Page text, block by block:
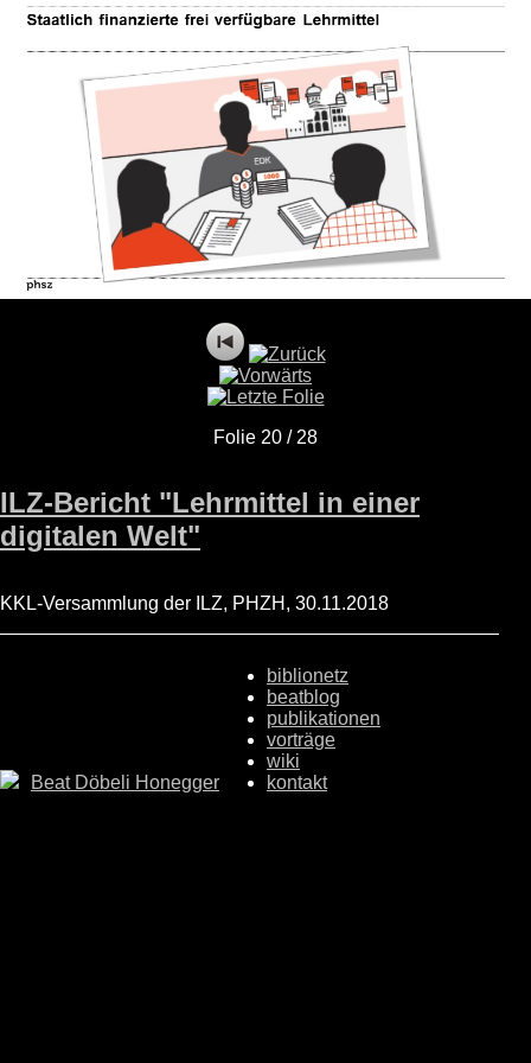
Folie 20 / 28
ILZ-Bericht "Lehrmittel in einer
digitalen Welt"
KKL-Versammlung der ILZ, PHZH, 30.11.2018
Beat Döbeli Honegger
biblionetz
beatblog
publikationen
vorträge
wiki
kontakt